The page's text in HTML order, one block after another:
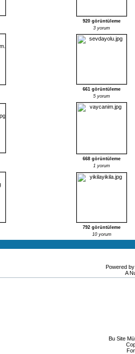
920 görüntüleme
3 yorum
661 görüntüleme
5 yorum
668 görüntüleme
1 yorum
792 görüntüleme
10 yorum
Powered
A
Bu Site